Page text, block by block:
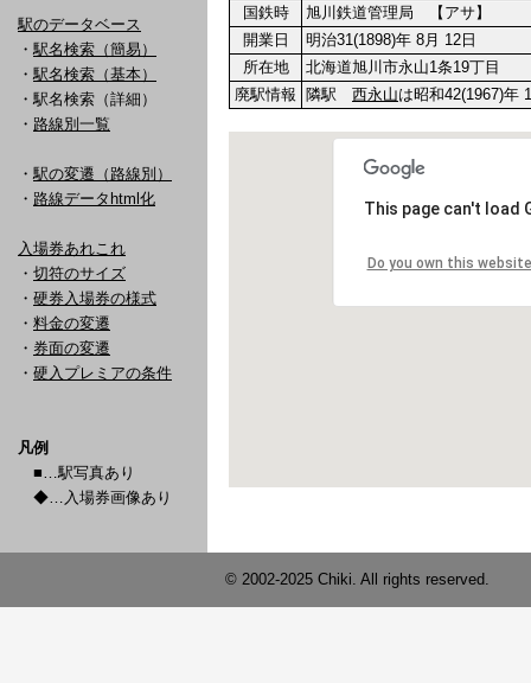
駅のデータベース
・ 駅名検索（簡易）
・ 駅名検索（基本）
・駅名検索（詳細）
・ 路線別一覧
・ 駅の変遷（路線別）
・ 路線データhtml化
入場券あれこれ
・ 切符のサイズ
・ 硬券入場券の様式
・ 料金の変遷
・ 券面の変遷
・ 硬入プレミアの条件
凡例
■…駅写真あり
◆…入場券画像あり
国鉄時
旭川鉄道管理局 【アサ】
開業日
明治31(1898)年 8月 12日
所在地
北海道旭川市永山1条19丁目
廃駅情報
隣駅 西永山は昭和42(1967)年
© 2002-2025 Chiki. All rights reserved.